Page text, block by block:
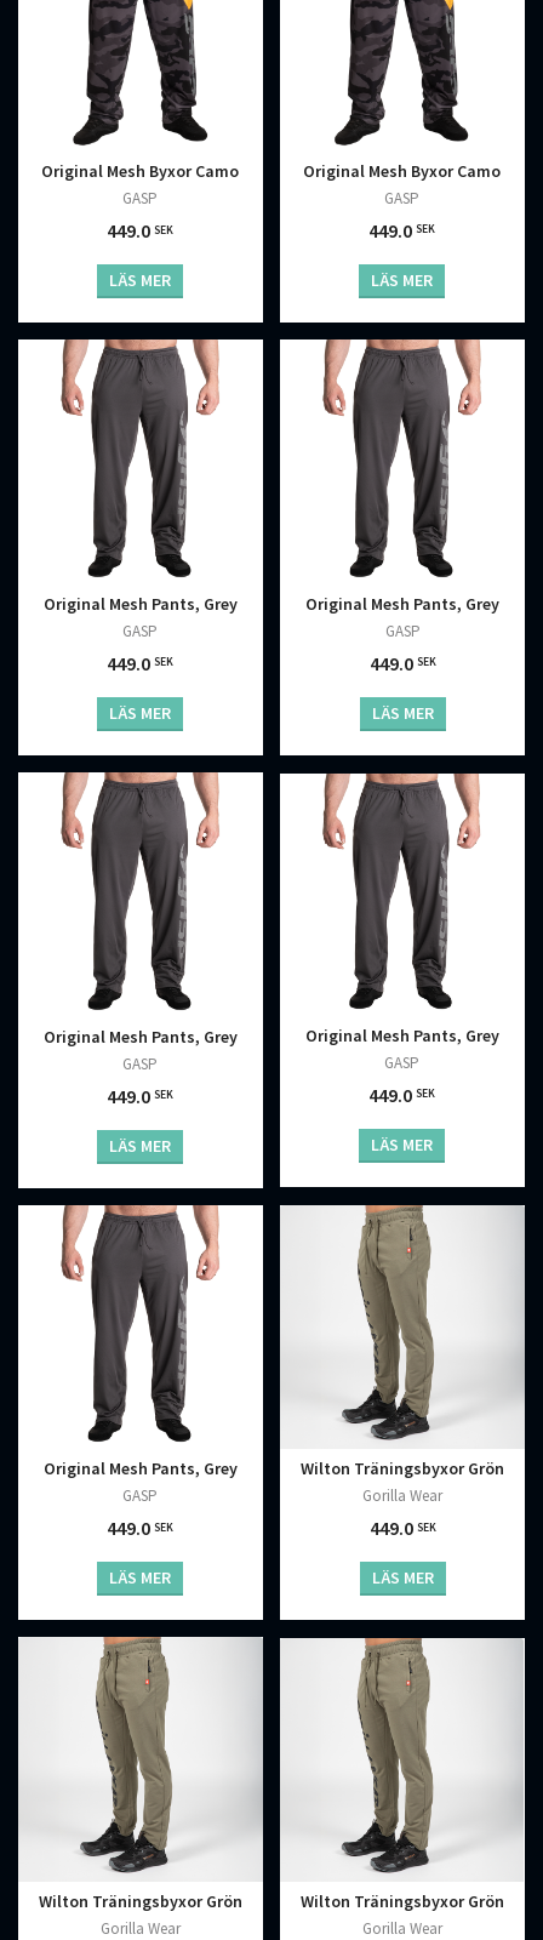
Original Mesh Byxor Camo
GASP
449.0SEK
LÄS MER
Original Mesh Byxor Camo
GASP
449.0SEK
LÄS MER
Original Mesh Pants, Grey
GASP
449.0SEK
LÄS MER
Original Mesh Pants, Grey
GASP
449.0 SEK
LÄS MER
Original Mesh Pants, Grey
GASP
449.0SEK
LÄS MER
Original Mesh Pants, Grey
GASP
449.0SEK
LÄS MER
Original Mesh Pants, Grey
GASP
449.0SEK
LÄS MER
Wilton Träningsbyxor Grön
Gorilla Wear
449.0 SEK
LÄS MER
Wilton Träningsbyxor Grön
Gorilla Wear
Wilton Träningsbyxor Grön
Gorilla Wear